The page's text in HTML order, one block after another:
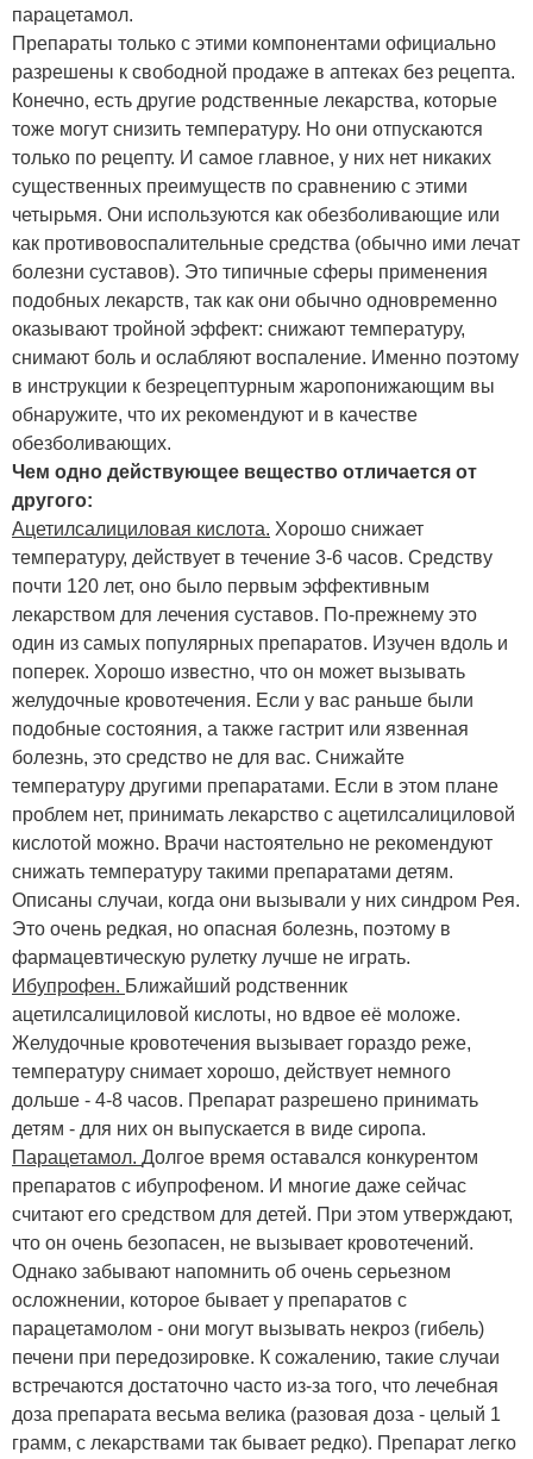
парацетамол.
Препараты только с этими компонентами официально
разрешены к свободной продаже в аптеках без рецепта.
Конечно, есть другие родственные лекарства, которые
тоже могут снизить температуру. Но они отпускаются
только по рецепту. И самое главное, у них нет никаких
существенных преимуществ по сравнению с этими
четырьмя. Они используются как обезболивающие или
как противовоспалительные средства (обычно ими лечат
болезни суставов). Это типичные сферы применения
подобных лекарств, так как они обычно одновременно
оказывают тройной эффект: снижают температуру,
снимают боль и ослабляют воспаление. Именно поэтому
в инструкции к безрецептурным жаропонижающим вы
обнаружите, что их рекомендуют и в качестве
обезболивающих.
Чем одно действующее вещество отличается от
другого:
Ацетилсалициловая кислота. Хорошо снижает
температуру, действует в течение 3-6 часов. Средству
почти 120 лет, оно было первым эффективным
лекарством для лечения суставов. По-прежнему это
один из самых популярных препаратов. Изучен вдоль и
поперек. Хорошо известно, что он может вызывать
желудочные кровотечения. Если у вас раньше были
подобные состояния, а также гастрит или язвенная
болезнь, это средство не для вас. Снижайте
температуру другими препаратами. Если в этом плане
проблем нет, принимать лекарство с ацетилсалициловой
кислотой можно. Врачи настоятельно не рекомендуют
снижать температуру такими препаратами детям.
Описаны случаи, когда они вызывали у них синдром Рея.
Это очень редкая, но опасная болезнь, поэтому в
фармацевтическую рулетку лучше не играть.
Ибупрофен. Ближайший родственник
ацетилсалициловой кислоты, но вдвое её моложе.
Желудочные кровотечения вызывает гораздо реже,
температуру снимает хорошо, действует немного
дольше - 4-8 часов. Препарат разрешено принимать
детям - для них он выпускается в виде сиропа.
Парацетамол. Долгое время оставался конкурентом
препаратов с ибупрофеном. И многие даже сейчас
считают его средством для детей. При этом утверждают,
что он очень безопасен, не вызывает кровотечений.
Однако забывают напомнить об очень серьезном
осложнении, которое бывает у препаратов с
парацетамолом - они могут вызывать некроз (гибель)
печени при передозировке. К сожалению, такие случаи
встречаются достаточно часто из-за того, что лечебная
доза препарата весьма велика (разовая доза - целый 1
грамм, с лекарствами так бывает редко). Препарат легко